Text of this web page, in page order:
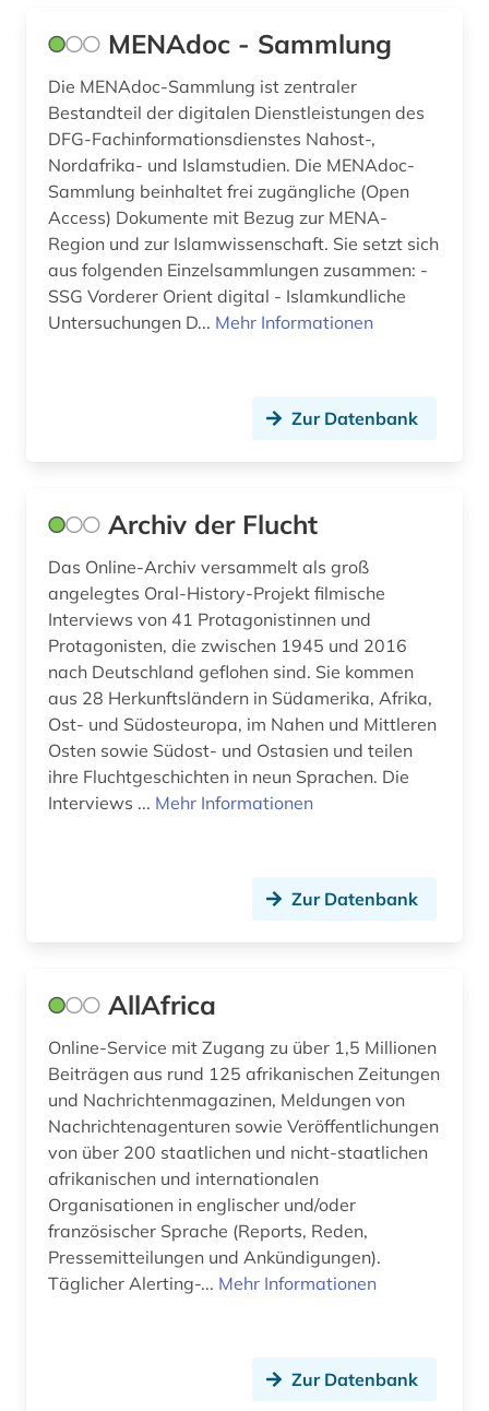
MENAdoc - Sammlung
Die MENAdoc-Sammlung ist zentraler
Bestandteil der digitalen Dienstleistungen des
DFG-Fachinformationsdienstes Nahost-,
Nordafrika- und Islamstudien. Die MENAdoc-
Sammlung beinhaltet frei zugängliche (Open
Access) Dokumente mit Bezug zur MENA-
Region und zur Islamwissenschaft. Sie setzt sich
aus folgenden Einzelsammlungen zusammen: -
SSG Vorderer Orient digital - Islamkundliche
Untersuchungen D... Mehr Informationen
Zur Datenbank
Archiv der Flucht
Das Online-Archiv versammelt als groß
angelegtes Oral-History-Projekt filmische
Interviews von 41 Protagonistinnen und
Protagonisten, die zwischen 1945 und 2016
nach Deutschland geflohen sind. Sie kommen
aus 28 Herkunftsländern in Südamerika, Afrika,
Ost- und Südosteuropa, im Nahen und Mittleren
Osten sowie Südost- und Ostasien und teilen
ihre Fluchtgeschichten in neun Sprachen. Die
Interviews ... Mehr Informationen
Zur Datenbank
AllAfrica
Online-Service mit Zugang zu über 1,5 Millionen
Beiträgen aus rund 125 afrikanischen Zeitungen
und Nachrichtenmagazinen, Meldungen von
Nachrichtenagenturen sowie Veröffentlichungen
von über 200 staatlichen und nicht-staatlichen
afrikanischen und internationalen
Organisationen in englischer und/oder
französischer Sprache (Reports, Reden,
Pressemitteilungen und Ankündigungen).
Täglicher Alerting-... Mehr Informationen
Zur Datenbank